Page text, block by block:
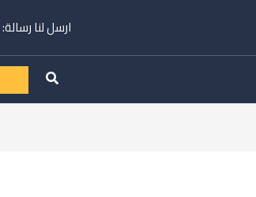
ارسل لنا رسالة: